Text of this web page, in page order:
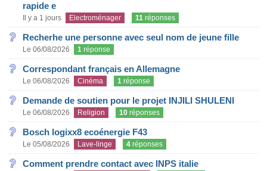
rapide e
Il y a 1 jours Electroménager 11 réponses
Recherhe une personne avec seul nom de jeune fille
Le 06/08/2026 1 réponse
Correspondant français en Allemagne
Le 06/08/2026 Cinéma 1 réponse
Demande de soutien pour le projet INJILI SHULENI
Le 06/08/2026 Religion 10 réponses
Bosch logixx8 ecoénergie F43
Le 05/08/2026 Lave-linge 4 réponses
Comment prendre contact avec INPS italie